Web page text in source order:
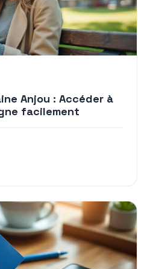
Anjou : Accéder à
facilement